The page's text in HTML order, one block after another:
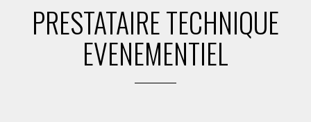
PRESTATAIRE TECHNIQUE
EVENEMENTIEL